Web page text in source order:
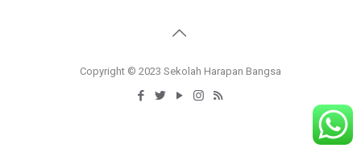
Copyright © 2023 Sekolah Harapan Bangsa